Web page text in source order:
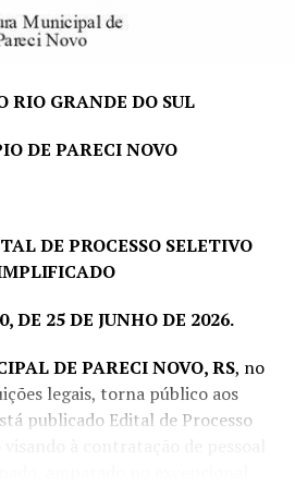
R$ 32,00 por dia efetivamente
INSCRIÇÃO:dias 06; 07; 10; 11 e
, das 07h30min às 11h30min e das
de Pessoal, junto a
04 de agosto de 2026.
REINHEIMER,
Municipal
RIO GRANDE DO SUL
DE PARECI NOVO
DE PROCESSO SELETIVO
DE 25 DE JUNHO DE 2026.
DE PARECI NOVO, RS, no
legais, torna público aos
publicado Edital de Processo